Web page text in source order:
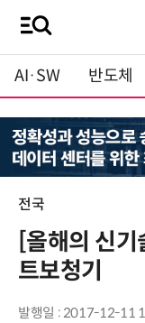
AI·SW 반도체
전국
[올해의 신
트보청기
발행일 : 2017-12-11